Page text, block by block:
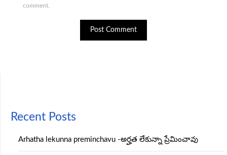
comment.
Recent Posts
Arhatha lekunna preminchavu -అర్హత లేకున్నా ప్రేమించావు